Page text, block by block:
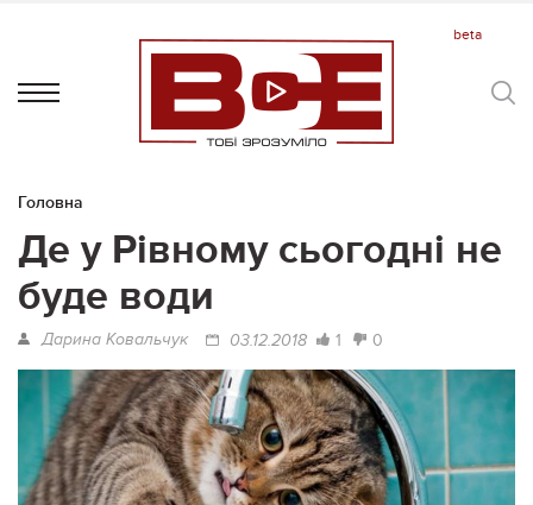
Головна
Де у Рівному сьогодні не
буде води
Дарина Ковальчук 03.12.2018 1 0